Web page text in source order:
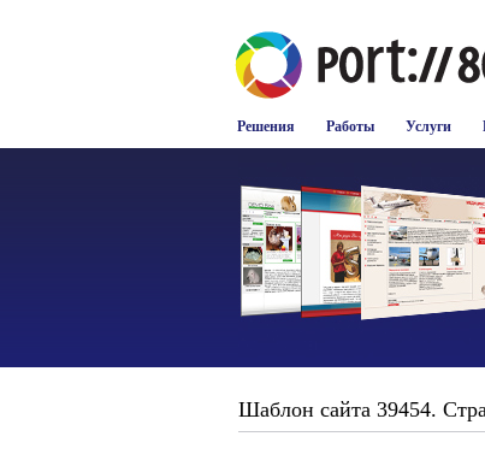
Решения Работы Услуги
Шаблон сайта 39454.